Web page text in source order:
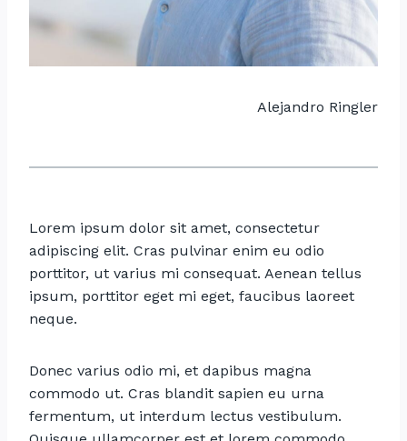
Alejandro Ringler
Lorem ipsum dolor sit amet, consectetur
adipiscing elit. Cras pulvinar enim eu odio
porttitor, ut varius mi consequat. Aenean tellus
ipsum, porttitor eget mi eget, faucibus laoreet
neque.
Donec varius odio mi, et dapibus magna
commodo ut. Cras blandit sapien eu urna
fermentum, ut interdum lectus vestibulum.